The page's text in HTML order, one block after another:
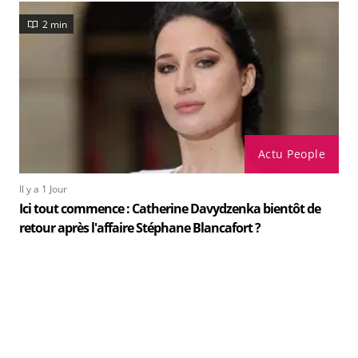
Actu People
2 min
Il y a 1 Jour
Ici tout commence : Catherine Davydzenka bientôt de
retour après l'affaire Stéphane Blancafort ?